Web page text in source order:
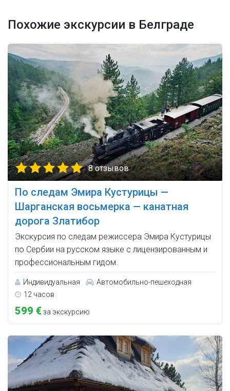
Похожие экскурсии в Белграде
8 отзывов
По следам Эмира Кустурицы —
Шарганская восьмерка — канатная
дорога Златибор
Экскурсия по следам режиссера Эмира Кустурицы
по Сербии на русском языке с лицензированным и
профессиональным гидом.
Индивидуальная
Автомобильно-пешеходная
12 часов
599 €за экскурсию